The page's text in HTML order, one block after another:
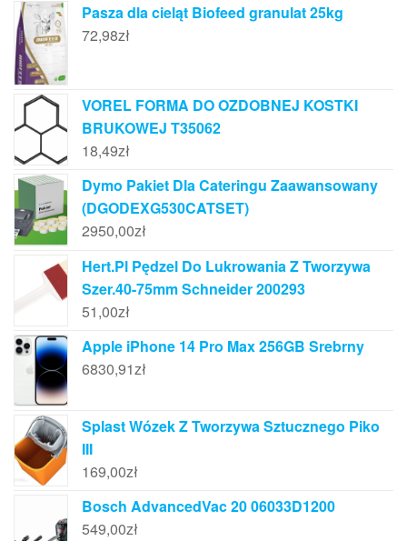
Pasza dla cieląt Biofeed granulat 25kg
72,98zł
VOREL FORMA DO OZDOBNEJ KOSTKI
BRUKOWEJ T35062
18,49zł
Dymo Pakiet Dla Cateringu Zaawansowany
(DGODEXG530CATSET)
2950,00zł
Hert.Pl Pędzel Do Lukrowania Z Tworzywa
Szer.40-75mm Schneider 200293
51,00zł
Apple iPhone 14 Pro Max 256GB Srebrny
6830,91zł
Splast Wózek Z Tworzywa Sztucznego Piko
III
169,00zł
Bosch AdvancedVac 20 06033D1200
549,00zł